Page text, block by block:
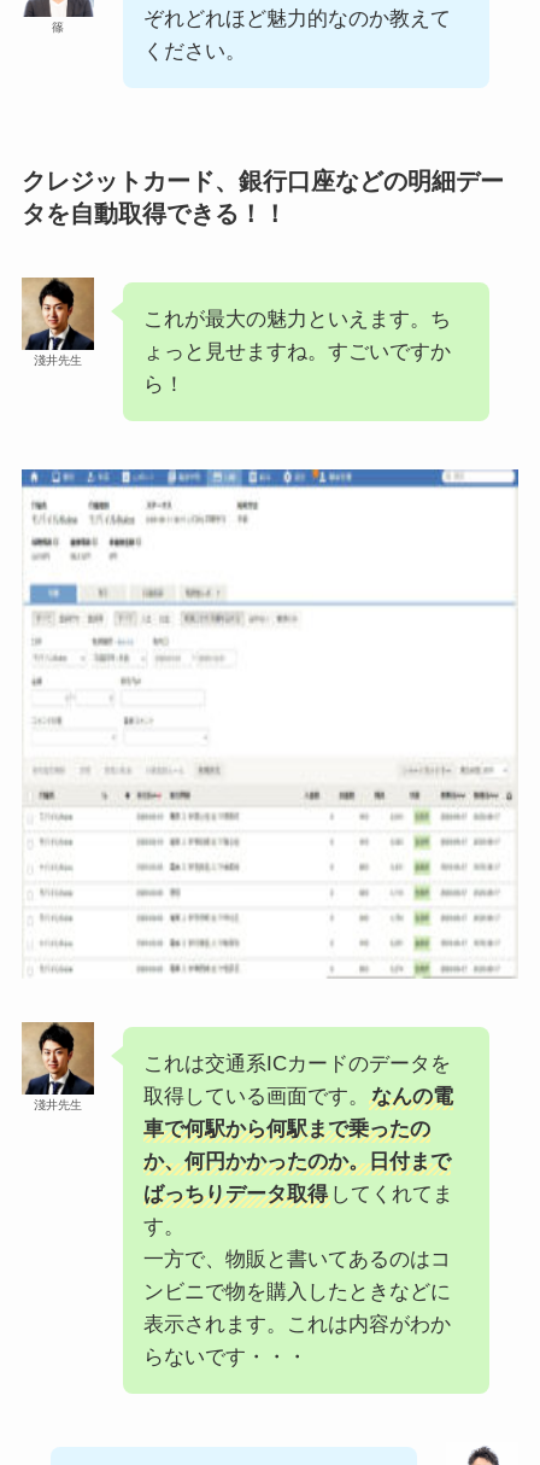
篠
ぞれどれほど魅力的なのか教えて
ください。
クレジットカード、銀行口座などの明細デー
タを自動取得できる！！
淺井先生
これが最大の魅力といえます。ち
ょっと見せますね。すごいですか
ら！
淺井先生
これは交通系ICカードのデータを
取得している画面です。
なんの電
車で何駅から何駅まで乗ったの
か、何円かかったのか。日付まで
ばっちりデータ取得してくれてま
す。
一方で、物販と書いてあるのはコ
ンビニで物を購入したときなどに
表示されます。これは内容がわか
らないです・・・